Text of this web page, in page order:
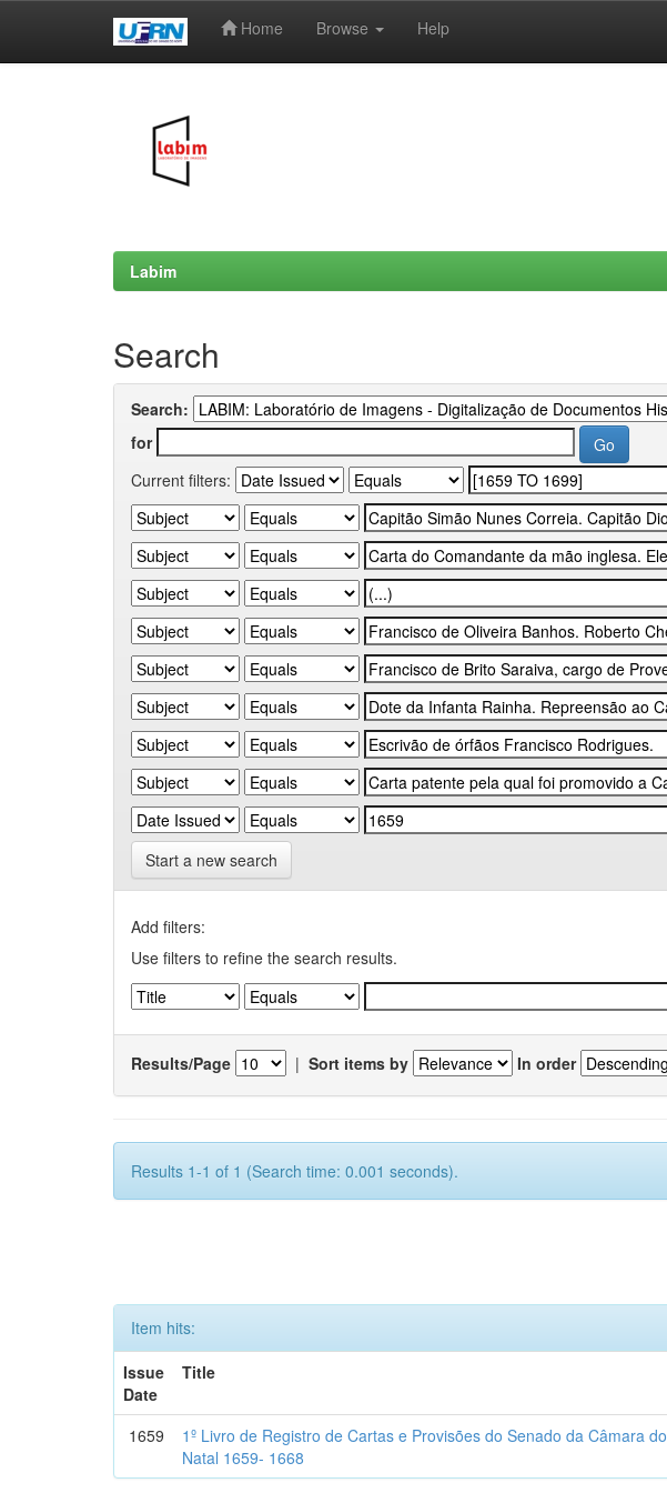
Home Browse Help
Labim
Search
Search:
for
Current filters:
Start a new search
Add filters:
Use filters to refine the search results.
Results/Page | Sort items by In order
Results 1-1 of 1 (Search time: 0.001 seconds).
Item hits:
Issue
Date
Title
1659
1º Livro de Registro de Cartas e Provisões do Senado da Câmara do
Natal 1659- 1668